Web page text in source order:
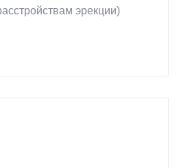
эрекции)